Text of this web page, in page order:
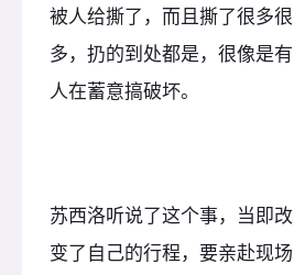
被人给撕了，而且撕了很多很
多，扔的到处都是，很像是有
人在蓄意搞破坏。
苏西洛听说了这个事，当即改
变了自己的行程，要亲赴现场